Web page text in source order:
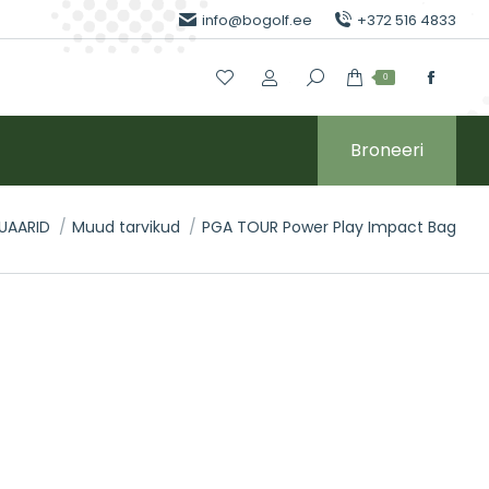
info@bogolf.ee +372 516 4833
0
Broneeri
Muud tarvikud PGA TOUR Power Play Impact Bag